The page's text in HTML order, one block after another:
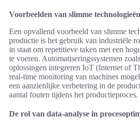
Voorbeelden van slimme
Een opvallend voorbeeld van slimme
productie is het gebruik van industriële
in staat om repetitieve taken met een
te voeren. Automatiseringssystemen
oplossingen integreren IoT (Internet of
real-time monitoring van machines
een aanzienlijke verbetering in de
aantal fouten tijdens het productieproces.
De rol van data-analyse in